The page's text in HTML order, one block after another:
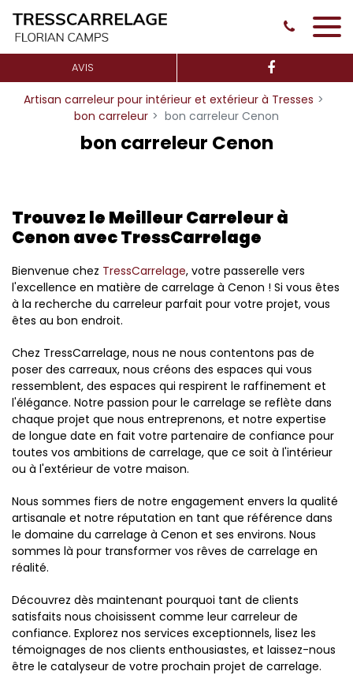
AVIS
Artisan carreleur pour intérieur et extérieur à Tresses
bon carreleur
bon carreleur Cenon
bon carreleur Cenon
Trouvez le Meilleur Carreleur à
Cenon avec TressCarrelage
Bienvenue chez TressCarrelage, votre passerelle vers
l'excellence en matière de carrelage à Cenon ! Si vous êtes
à la recherche du carreleur parfait pour votre projet, vous
êtes au bon endroit.
Chez TressCarrelage, nous ne nous contentons pas de
poser des carreaux, nous créons des espaces qui vous
ressemblent, des espaces qui respirent le raffinement et
l'élégance. Notre passion pour le carrelage se reflète dans
chaque projet que nous entreprenons, et notre expertise
de longue date en fait votre partenaire de confiance pour
toutes vos ambitions de carrelage, que ce soit à l'intérieur
ou à l'extérieur de votre maison.
Nous sommes fiers de notre engagement envers la qualité
artisanale et notre réputation en tant que référence dans
le domaine du carrelage à Cenon et ses environs. Nous
sommes là pour transformer vos rêves de carrelage en
réalité.
Découvrez dès maintenant pourquoi tant de clients
satisfaits nous choisissent comme leur carreleur de
confiance. Explorez nos services exceptionnels, lisez les
témoignages de nos clients enthousiastes, et laissez-nous
être le catalyseur de votre prochain projet de carrelage.